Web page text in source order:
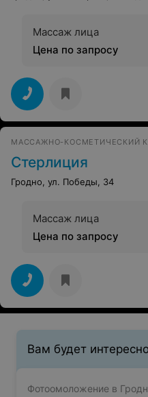
Массаж лица
Цена по запросу
МАССАЖНО-КОСМЕТИЧЕСКИЙ
Стерлиция
Гродно, ул. Победы, 34
Массаж лица
Цена по запросу
Вам будет
Фотоомоложение в